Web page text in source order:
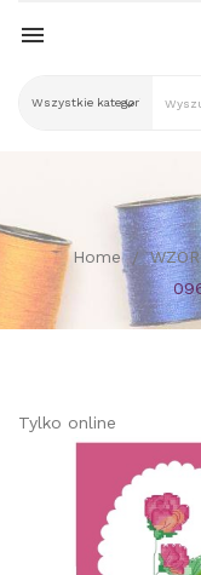

Home
Tylko online